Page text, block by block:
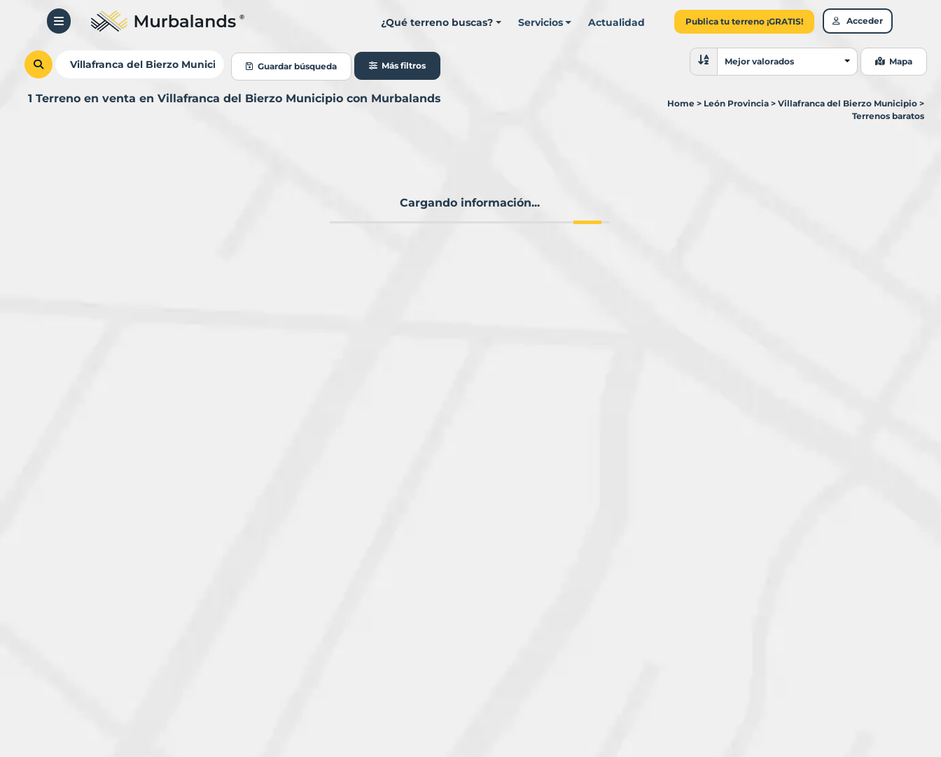
¿Qué terreno buscas? Servicios Actualidad Publica tu terreno ¡GRATIS! Acceder
Guardar búsqueda Más filtros
Ordenar resultados
Mejor valorados Mapa
1 Terreno en venta en Villafranca del Bierzo Municipio con Murbalands Home > León Provincia > Villafranca del Bierzo Municipio >
Terrenos baratos
Cargando información...